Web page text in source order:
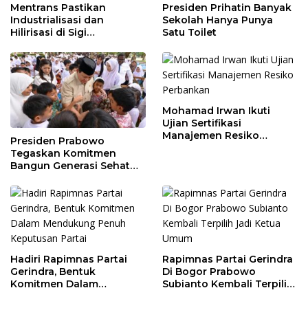
Mentrans Pastikan
Industrialisasi dan
Hilirisasi di Sigi
Perekonomian Daerah
Presiden Prihatin Banyak
Sekolah Hanya Punya
Satu Toilet
Presiden Prabowo
Tegaskan Komitmen
Bangun Generasi Sehat
Mohamad Irwan Ikuti
Ujian Sertifikasi
Manajemen Resiko
Hadiri Rapimnas Partai
Gerindra, Bentuk
Komitmen Dalam
Rapimnas Partai Gerindra
Di Bogor Prabowo
Subianto Kembali Terpilih